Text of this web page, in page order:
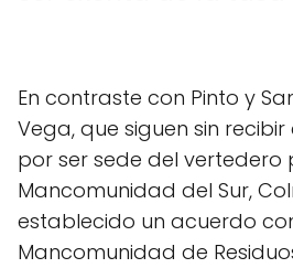
En contraste con Pinto y
Vega, que siguen sin
por ser sede del vertedero
Mancomunidad del Sur,
establecido un acuerdo
Mancomunidad de